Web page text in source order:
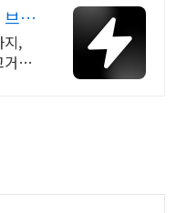
랜
지,
래